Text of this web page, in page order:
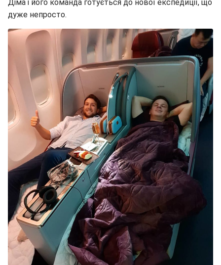
Діма і його команда готується до нової експедиції, що
дуже непросто.